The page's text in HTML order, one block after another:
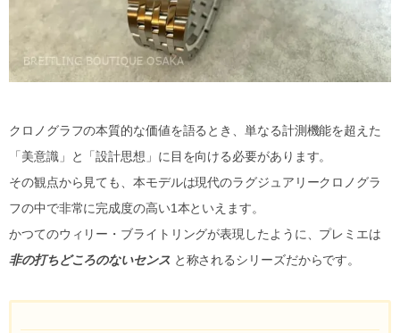
クロノグラフの本質的な価値を語るとき、単なる計測機能を超えた
「美意識」と「設計思想」に目を向ける必要があります。
その観点から見ても、本モデルは現代のラグジュアリークロノグラ
フの中で非常に完成度の高い1本といえます。
かつてのウィリー・ブライトリングが表現したように、プレミエは
非の打ちどころのないセンス と称されるシリーズだからです。